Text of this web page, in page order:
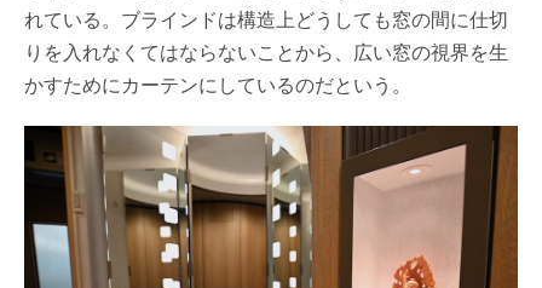
れている。ブラインドは構造上どうしても窓の間に仕切
りを入れなくてはならないことから、広い窓の視界を生
かすためにカーテンにしているのだという。